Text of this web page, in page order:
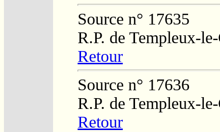
Source n° 17635
R.P. de Templeux-
Retour
Source n° 17636
R.P. de Templeux-
Retour